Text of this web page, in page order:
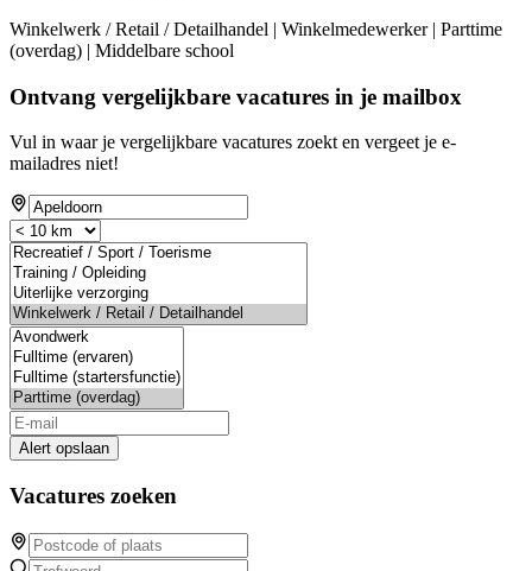
Winkelwerk / Retail / Detailhandel | Winkelmedewerker | Parttime
(overdag) | Middelbare school
Ontvang vergelijkbare vacatures in je mailbox
Vul in waar je vergelijkbare vacatures zoekt en vergeet je e-
mailadres niet!
Alert opslaan
Vacatures zoeken